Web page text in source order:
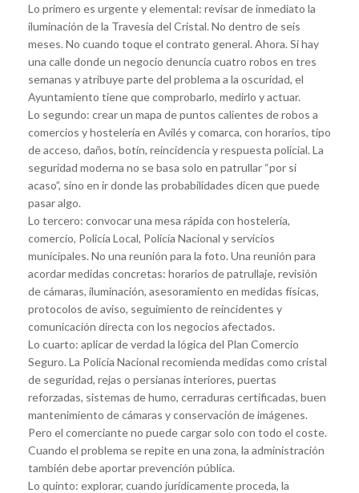
Lo primero es urgente y elemental: revisar de inmediato la
iluminación de la Travesía del Cristal. No dentro de seis
meses. No cuando toque el contrato general. Ahora. Si hay
una calle donde un negocio denuncia cuatro robos en tres
semanas y atribuye parte del problema a la oscuridad, el
Ayuntamiento tiene que comprobarlo, medirlo y actuar.
Lo segundo: crear un mapa de puntos calientes de robos a
comercios y hostelería en Avilés y comarca, con horarios, tipo
de acceso, daños, botín, reincidencia y respuesta policial. La
seguridad moderna no se basa solo en patrullar “por si
acaso”, sino en ir donde las probabilidades dicen que puede
pasar algo.
Lo tercero: convocar una mesa rápida con hostelería,
comercio, Policía Local, Policía Nacional y servicios
municipales. No una reunión para la foto. Una reunión para
acordar medidas concretas: horarios de patrullaje, revisión
de cámaras, iluminación, asesoramiento en medidas físicas,
protocolos de aviso, seguimiento de reincidentes y
comunicación directa con los negocios afectados.
Lo cuarto: aplicar de verdad la lógica del Plan Comercio
Seguro. La Policía Nacional recomienda medidas como cristal
de seguridad, rejas o persianas interiores, puertas
reforzadas, sistemas de humo, cerraduras certificadas, buen
mantenimiento de cámaras y conservación de imágenes.
Pero el comerciante no puede cargar solo con todo el coste.
Cuando el problema se repite en una zona, la administración
también debe aportar prevención pública.
Lo quinto: explorar, cuando jurídicamente proceda, la